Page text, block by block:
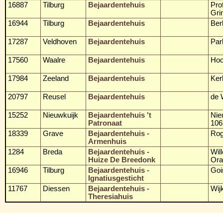
16887 Tilburg Bejaardentehuis
16944
Tilburg Bejaardentehuis
17287 Veldhoven Bejaardentehuis
17560 Waalre Bejaardentehuis
17984 Zeeland Bejaardentehuis
20797 Reusel Bejaardentehuis de
15252 Nieuwkuijk
Bejaardentehuis 't
Patronaat
106
18339
Grave
Bejaardentehuis -
Armenhuis
1284 Breda
Bejaardentehuis -
Huize De Breedonk
16946
Tilburg
Bejaardentehuis -
Ignatiusgesticht
11767 Diessen
Bejaardentehuis -
Theresiahuis